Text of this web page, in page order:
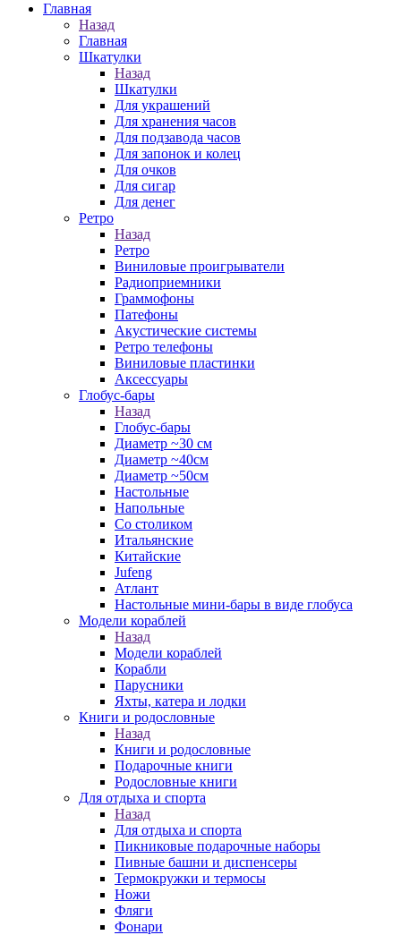
Главная
Назад
Главная
Шкатулки
Назад
Шкатулки
Для украшений
Для хранения часов
Для подзавода часов
Для запонок и колец
Для очков
Для сигар
Для денег
Ретро
Назад
Ретро
Виниловые проигрыватели
Радиоприемники
Граммофоны
Патефоны
Акустические системы
Ретро телефоны
Виниловые пластинки
Аксессуары
Глобус-бары
Назад
Глобус-бары
Диаметр ~30 см
Диаметр ~40см
Диаметр ~50см
Настольные
Напольные
Со столиком
Итальянские
Китайские
Jufeng
Атлант
Настольные мини-бары в виде глобуса
Модели кораблей
Назад
Модели кораблей
Корабли
Парусники
Яхты, катера и лодки
Книги и родословные
Назад
Книги и родословные
Подарочные книги
Родословные книги
Для отдыха и спорта
Назад
Для отдыха и спорта
Пикниковые подарочные наборы
Пивные башни и диспенсеры
Термокружки и термосы
Ножи
Фляги
Фонари